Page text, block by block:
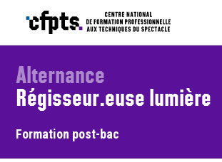
Alternance
Régisseur.euse lumière
Formation post-bac